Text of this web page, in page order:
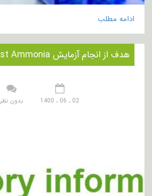
ادامه مطلب
هدف از انجام آزمایش Test Ammonia چیست؟
02 ، 06 ، 1400 بدون نظر